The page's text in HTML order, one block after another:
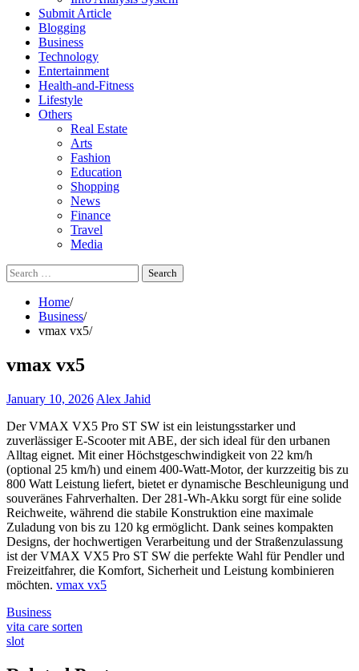
Submit Article
Blogging
Business
Technology
Entertainment
Health-and-Fitness
Lifestyle
Others
Real Estate
Arts
Fashion
Education
Shopping
News
Finance
Travel
Media
Search
for:
Home
Business
vmax vx5
vmax vx5
January 10, 2026 Alex Jahid
Der VMAX VX5 Pro ST SW ist ein leistungsstarker und
zuverlässiger E-Scooter mit ABE, der sich ideal für den urbanen
Alltag eignet. Mit einer Höchstgeschwindigkeit von 22 km/h
(optional 25 km/h) und einem 400-Watt-Motor, der kurzzeitig bis zu
800 Watt Leistung liefert, bietet er dynamische Beschleunigung und
souveränes Fahrverhalten. Der 281-Wh-Akku sorgt für eine solide
Reichweite, während die stabile Konstruktion eine maximale
Zuladung von bis zu 120 kg ermöglicht. Dank seines kompakten
Designs, der hochwertigen Verarbeitung und der Straßenzulassung
ist der VMAX VX5 Pro ST SW die perfekte Wahl für Pendler und
Freizeitfahrer, die Komfort, Sicherheit und Leistung kombinieren
möchten. vmax vx5
Business
Post
navigation
vita care sorten
slot